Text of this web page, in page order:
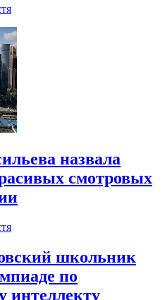
назвала
смотровых
школьник
по
интеллекту